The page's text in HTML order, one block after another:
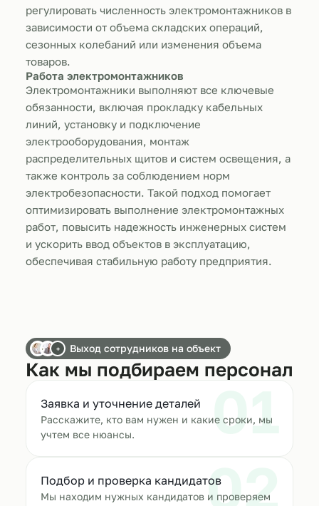
регулировать численность электромонтажников в
зависимости от объема складских операций,
сезонных колебаний или изменения объема
товаров.
Работа электромонтажников
Электромонтажники выполняют все ключевые
обязанности, включая прокладку кабельных
линий, установку и подключение
электрооборудования, монтаж
распределительных щитов и систем освещения, а
также контроль за соблюдением норм
электробезопасности. Такой подход помогает
оптимизировать выполнение электромонтажных
работ, повысить надежность инженерных систем
и ускорить ввод объектов в эксплуатацию,
обеспечивая стабильную работу предприятия.
+ Выход сотрудников на объект
Как мы подбираем персонал
01
Заявка и уточнение деталей
Расскажите, кто вам нужен и какие сроки, мы
учтем все нюансы.
02
Подбор и проверка кандидатов
Мы находим нужных кандидатов и проверяем